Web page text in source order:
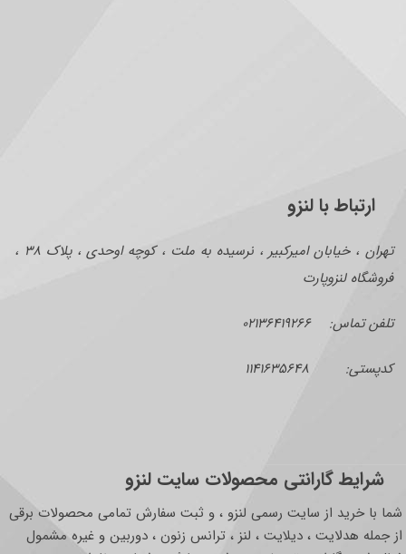
ارتباط با لنزو
تهران ، خیابان امیرکبیر ، نرسیده به ملت ، کوچه اوحدی ، پلاک ۳۸ ،
فروشگاه لنزوپارت
تلفن تماس: ۰۲۱۳۶۴۱۹۲۶۶
کدپستی: ۱۱۴۱۶۳۵۶۴۸
شرایط گارانتی محصولات سایت لنزو
شما با خرید از سایت رسمی لنزو ، و ثبت سفارش تمامی محصولات برقی
از جمله هدلایت ، دیلایت ، لنز ، ترانس زنون ، دوربین و غیره مشمول